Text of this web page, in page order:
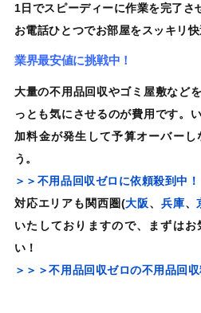
1日でスピーディーに作業を完了さ
お電話ひとつでお部屋をスッキリ
業界最安値に挑戦中！
大量の不用品回収やゴミ屋敷など
っとも気にさせるのが費用です。
加料金が発生して予算オーバー
う。
＞＞不用品回収ゼロに依頼殺到中
対応エリアも 関西圏(大阪、 兵庫、
いたしておりますので、まずは
い！
＞＞＞不用品回収ゼロの不用品回